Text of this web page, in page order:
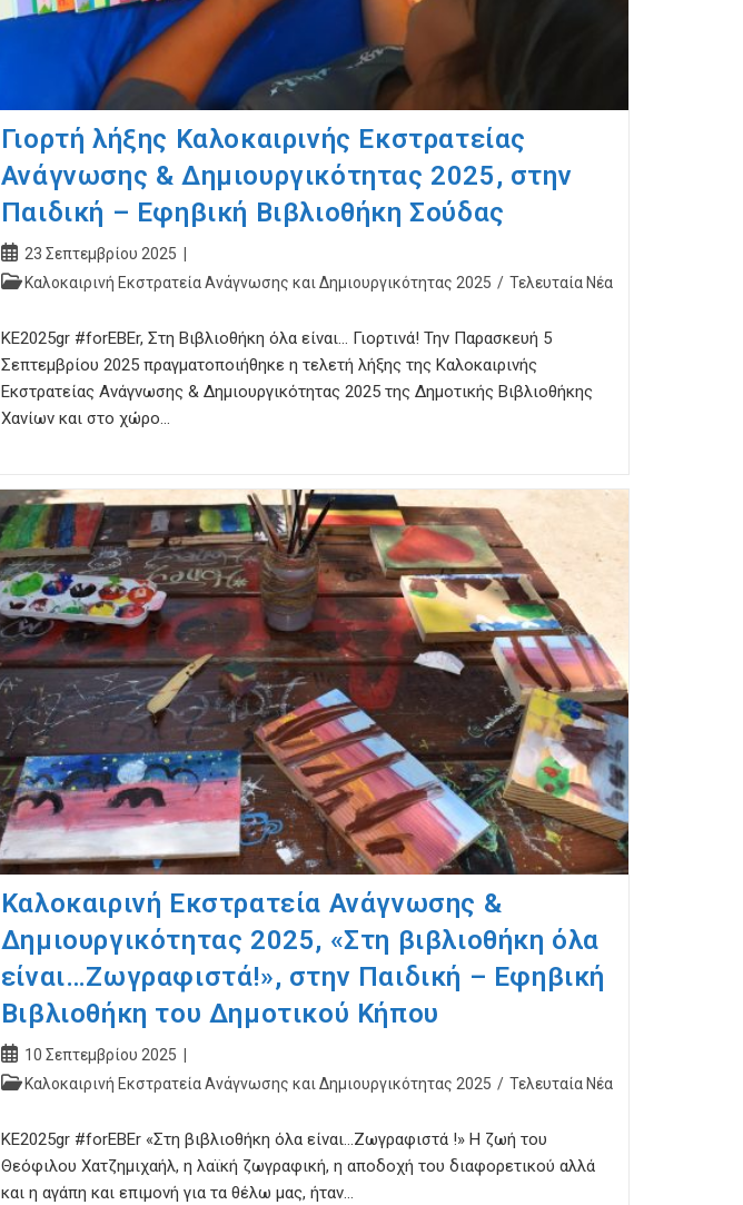
Γιορτή λήξης Καλοκαιρινής Εκστρατείας
Ανάγνωσης & Δημιουργικότητας 2025, στην
Παιδική – Εφηβική Βιβλιοθήκη Σούδας
Post
published:
23 Σεπτεμβρίου 2025
PostΚαλοκαιρινή Εκστρατεία Ανάγνωσης και Δημιουργικότητας 2025 / Τελευταία Νέα
ΚΕ2025gr #forEBEr, Στη Βιβλιοθήκη όλα είναι… Γιορτινά! Την Παρασκευή 5
Σεπτεμβρίου 2025 πραγματοποιήθηκε η τελετή λήξης της Καλοκαιρινής
Εκστρατείας Ανάγνωσης & Δημιουργικότητας 2025 της Δημοτικής Βιβλιοθήκης
Χανίων και στο χώρο…
Καλοκαιρινή Εκστρατεία Ανάγνωσης &
Δημιουργικότητας 2025, «Στη βιβλιοθήκη όλα
είναι…Ζωγραφιστά!», στην Παιδική – Εφηβική
Βιβλιοθήκη του Δημοτικού Κήπου
Post
published:
10 Σεπτεμβρίου 2025
PostΚαλοκαιρινή Εκστρατεία Ανάγνωσης και Δημιουργικότητας 2025 / Τελευταία Νέα
ΚΕ2025gr #forEBEr «Στη βιβλιοθήκη όλα είναι…Ζωγραφιστά !» Η ζωή του
Θεόφιλου Χατζημιχαήλ, η λαϊκή ζωγραφική, η αποδοχή του διαφορετικού αλλά
και η αγάπη και επιμονή για τα θέλω μας, ήταν…